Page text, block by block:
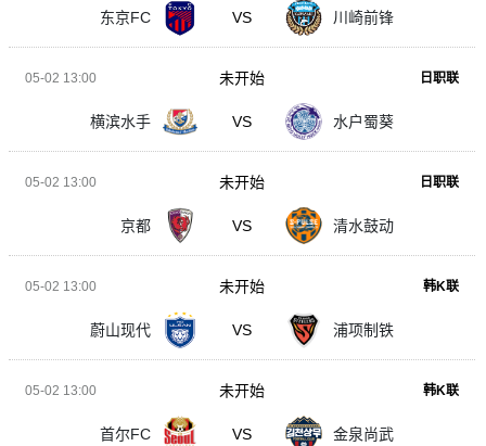
东京FC VS 川崎前锋
05-02 13:00 日职联
横滨水手 VS 水户蜀葵
未开始
05-02 13:00 日职联
京都 VS 清水鼓动
未开始
05-02 13:00 韩K联
蔚山现代 VS 浦项制铁
未开始
05-02 13:00 韩K联
首尔FC VS 金泉尚武
未开始